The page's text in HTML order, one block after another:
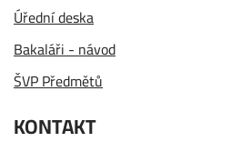
Úřední deska
Bakaláři - návod
ŠVP Předmětů
KONTAKT